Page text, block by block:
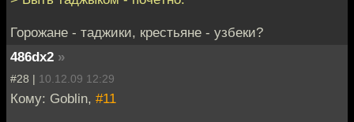
Горожане - таджики, крестьяне - узбеки?
486dx2 »
#28 | 10.12.09 12:29
Кому: Goblin, #11